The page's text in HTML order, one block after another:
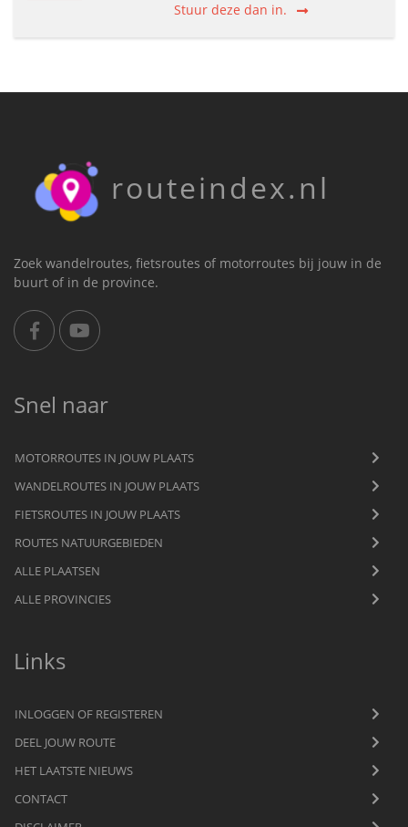
Stuur deze dan in.
routeindex.nl
Zoek wandelroutes, fietsroutes of motorroutes bij jouw in de
buurt of in de province.
Snel naar
MOTORROUTES IN JOUW PLAATS
WANDELROUTES IN JOUW PLAATS
FIETSROUTES IN JOUW PLAATS
ROUTES NATUURGEBIEDEN
ALLE PLAATSEN
ALLE PROVINCIES
Links
INLOGGEN OF REGISTEREN
DEEL JOUW ROUTE
HET LAATSTE NIEUWS
CONTACT